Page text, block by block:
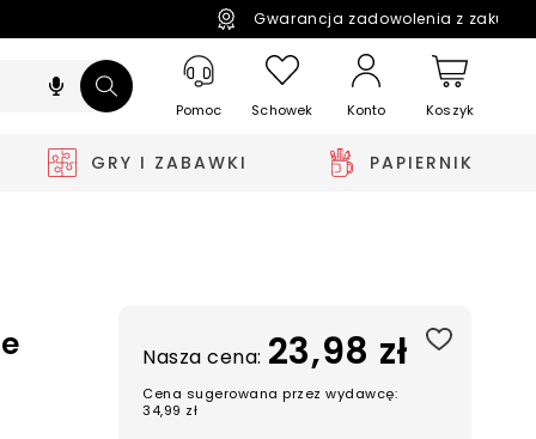
Gwarancja zadowolenia z
Pomoc Schowek Konto Koszyk
GRY I ZABAWKI PAPIERNIK
Nasza cena: 23,98 zł
Cena sugerowana przez wydawcę:
34,99 zł